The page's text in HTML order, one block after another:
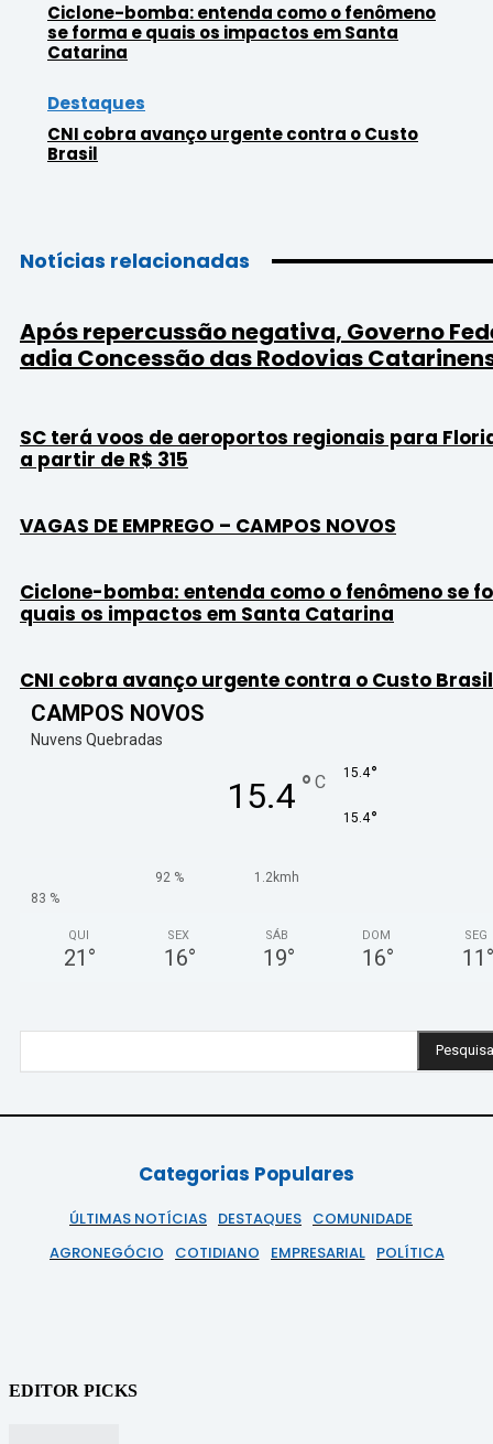
Ciclone-bomba: entenda como o fenômeno
se forma e quais os impactos em Santa
Catarina
Destaques
CNI cobra avanço urgente contra o Custo
Brasil
Notícias relacionadas
Após repercussão negativa, Governo
adia Concessão das Rodovias
SC terá voos de aeroportos regionais para
a partir de R$ 315
VAGAS DE EMPREGO – CAMPOS NOVOS
Ciclone-bomba: entenda como o fenômeno se
quais os impactos em Santa Catarina
CNI cobra avanço urgente contra o Custo Brasil
CAMPOS NOVOS
Nuvens Quebradas
15.4 ° C 15.4°
15.4°
92 %
1.2kmh
83 %
QUI
21 °
SEX
16°
SÁB
19°
DOM
16°
SEG
11 °
Categorias Populares
ÚLTIMAS NOTÍCIAS DESTAQUES COMUNIDADE
AGRONEGÓCIO
COTIDIANO EMPRESARIAL POLÍTICA
EDITOR PICKS